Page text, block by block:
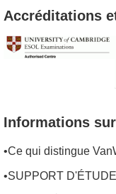
Accréditations
Informations
•Ce qui distingue
•SUPPORT